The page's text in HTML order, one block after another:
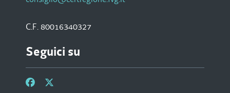
C.F. 80016340327
Seguici su